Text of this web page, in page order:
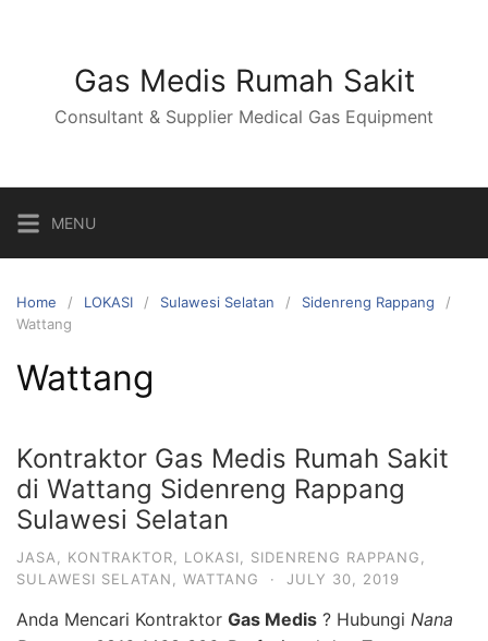
Gas Medis Rumah Sakit
Consultant & Supplier Medical Gas Equipment
MENU
Home LOKASI Sulawesi Selatan
Sidenreng Rappang
Wattang
Wattang
Kontraktor Gas Medis Rumah Sakit
di Wattang Sidenreng Rappang
Sulawesi Selatan
JASA KONTRAKTOR LOKASI SIDENRENG RAPPANG
SULAWESI SELATAN
WATTANG · JULY 30, 2019
Anda Mencari Kontraktor Gas Medis ? Hubungi Nana